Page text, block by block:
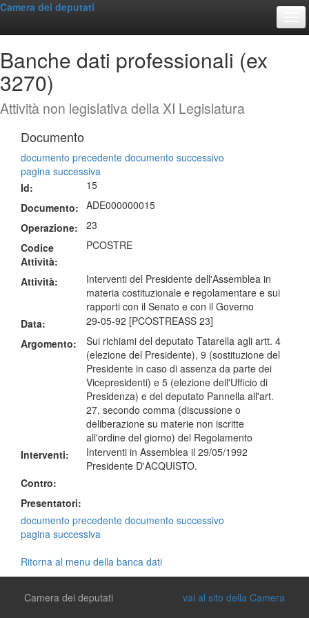
Camera dei deputati
Banche dati professionali (ex
3270)
Attività non legislativa della XI Legislatura
Documento
documento precedente documento successivo
pagina successiva
Id:
15
Documento: ADE000000015
Operazione:
23
Codice
Attività:
PCOSTRE
Attività:
Interventi del Presidente dell'Assemblea in
materia costituzionale e regolamentare e sui
rapporti con il Senato e con il Governo
Data:
29-05-92 [PCOSTREASS 23]
Argomento:
Sui richiami del deputato Tatarella agli artt. 4
(elezione del Presidente), 9 (sostituzione del
Presidente in caso di assenza da parte dei
Vicepresidenti) e 5 (elezione dell'Ufficio di
Presidenza) e del deputato Pannella all'art.
27, secondo comma (discussione o
deliberazione su materie non iscritte
all'ordine del giorno) del Regolamento
Interventi:
Interventi in Assemblea il 29/05/1992
Presidente D'ACQUISTO.
Contro:
Presentatori:
documento precedente documento successivo
pagina successiva
Ritorna al menu della banca dati
Camera dei deputati vai al sito della Camera